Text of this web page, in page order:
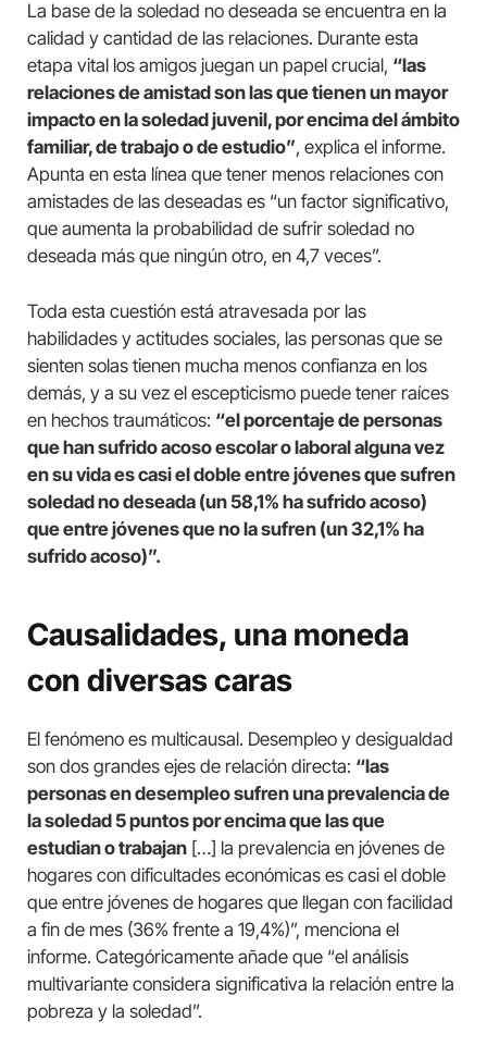
La base de la soledad no deseada se encuentra en la
calidad y cantidad de las relaciones. Durante esta
etapa vital los amigos juegan un papel crucial, “las
relaciones de amistad son las que tienen un mayor
impacto en la soledad juvenil, por encima del ámbito
familiar, de trabajo o de estudio”, explica el informe.
Apunta en esta línea que tener menos relaciones con
amistades de las deseadas es “un factor significativo,
que aumenta la probabilidad de sufrir soledad no
deseada más que ningún otro, en 4,7 veces”.
Toda esta cuestión está atravesada por las
habilidades y actitudes sociales, las personas que se
sienten solas tienen mucha menos confianza en los
demás, y a su vez el escepticismo puede tener raíces
en hechos traumáticos: “el porcentaje de personas
que han sufrido acoso escolar o laboral alguna vez
en su vida es casi el doble entre jóvenes que sufren
soledad no deseada (un 58,1% ha sufrido acoso)
que entre jóvenes que no la sufren (un 32,1% ha
sufrido acoso)”.
Causalidades, una moneda
con diversas caras
El fenómeno es multicausal. Desempleo y desigualdad
son dos grandes ejes de relación directa: “las
personas en desempleo sufren una prevalencia de
la soledad 5 puntos por encima que las que
estudian o trabajan […] la prevalencia en jóvenes de
hogares con dificultades económicas es casi el doble
que entre jóvenes de hogares que llegan con facilidad
a fin de mes (36% frente a 19,4%)”, menciona el
informe. Categóricamente añade que “el análisis
multivariante considera significativa la relación entre la
pobreza y la soledad”.